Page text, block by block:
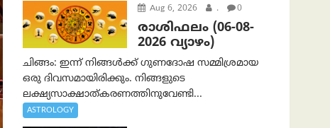
Aug 6, 2026 . 0
രാശിഫലം (06-08-
2026 വ്യാഴം)
ചിങ്ങം: ഇന്ന് നിങ്ങൾക്ക് ഗുണദോഷ സമ്മിശ്രമായ
ഒരു ദിവസമായിരിക്കും. നിങ്ങളുടെ
ലക്ഷ്യസാക്ഷാത്കരണത്തിനുവേണ്ടി...
ASTROLOGY